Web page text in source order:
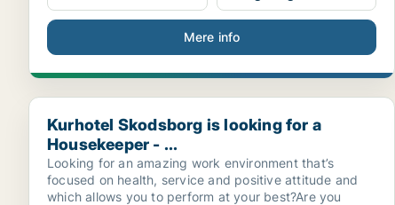
Mere info
Kurhotel Skodsborg is looking for a Housekeeper - ...
Kurhotel Skodsborg is looking for a
Housekeeper - ...
Looking for an amazing work environment that’s
focused on health, service and positive attitude and
which allows you to perform at your best?Are you